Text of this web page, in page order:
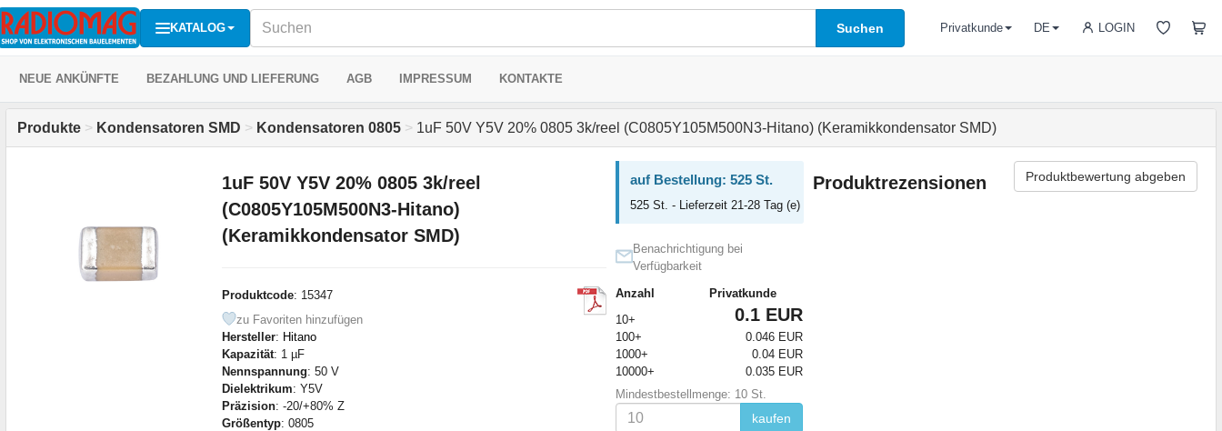
KATALOG Suchen LOGIN
Privatkunde DE
NEUE ANKÜNFTE BEZAHLUNG UND LIEFERUNG AGB IMPRESSUM KONTAKTE
Produkte > Kondensatoren SMD > Kondensatoren 0805 > 1uF 50V Y5V 20% 0805 3k/reel (C0805Y105M500N3-Hitano) (Keramikkondensator SMD)
1uF 50V Y5V 20% 0805 3k/reel
(C0805Y105M500N3-Hitano)
(Keramikkondensator SMD)
Produktcode: 15347
zu Favoriten hinzufügen
Hersteller: Hitano
Kapazität: 1 µF
Nennspannung: 50 V
Dielektrikum: Y5V
Präzision: -20/+80% Z
Größentyp: 0805
auf Bestellung: 525 St.
525 St. - Lieferzeit 21-28 Tag (e)
Benachrichtigung bei
Verfügbarkeit
Anzahl
Privatkunde
10+
0.1 EUR
100+
0.046 EUR
1000+
0.04 EUR
10000+
0.035 EUR
Mindestbestellmenge: 10 St.
kaufen
Produktrezensionen Produktbewertung abgeben